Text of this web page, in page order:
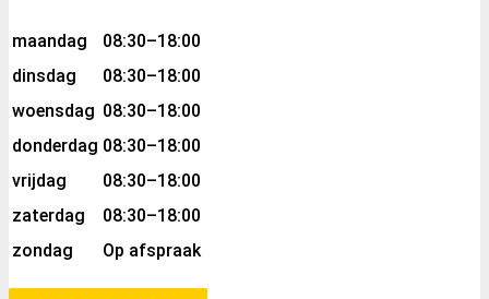
maandag
08:30–18:00
dinsdag
08:30–18:00
woensdag 08:30–18:00
donderdag 08:30–18:00
vrijdag
08:30–18:00
zaterdag
08:30–18:00
zondag
Op afspraak